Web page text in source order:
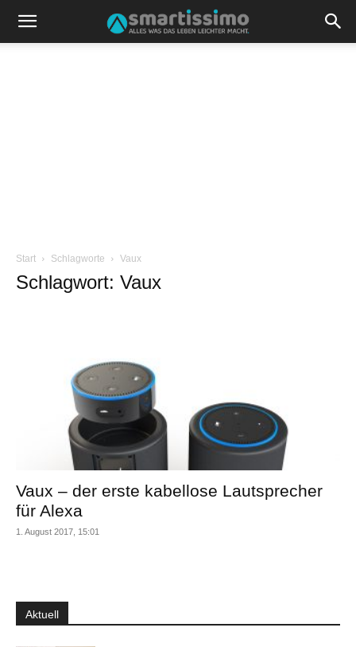
Start Schlagworte Vaux
Schlagwort: Vaux
Vaux – der erste kabellose Lautsprecher
für Alexa
1. August 2017, 15:01
Aktuell